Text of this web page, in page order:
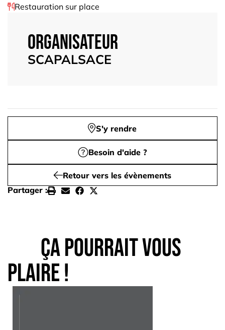
S'y rendre
Besoin d'aide ?
Retour vers les évènements
Partager :
Restauration sur place
Organisateur
SCAPALSACE
Ça pourrait vous
plaire !